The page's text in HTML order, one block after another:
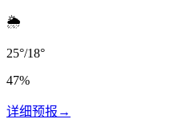
🌦️
25°/18°
47%
详细预报 →